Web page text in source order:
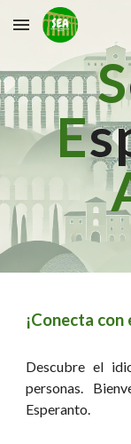
Skip to main content
S
E
¡Conecta
Descubre el
personas.
Esperanto.